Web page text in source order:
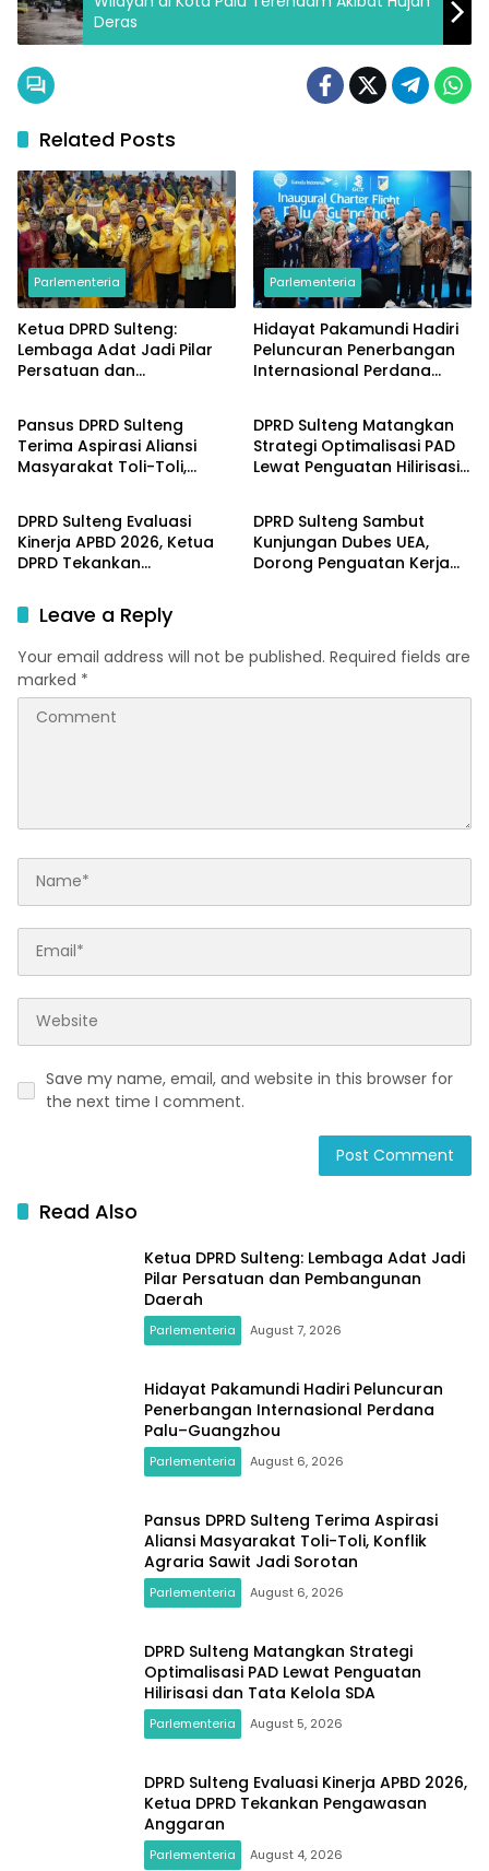
Deras
Related Posts
Parlementeria
Ketua DPRD Sulteng:
Lembaga Adat Jadi Pilar
Persatuan dan
Parlementeria
Hidayat Pakamundi Hadiri
Peluncuran Penerbangan
Internasional Perdana
Parlementeria
Pansus DPRD Sulteng
Terima Aspirasi Aliansi
Masyarakat Toli-Toli,
Parlementeria
DPRD Sulteng Matangkan
Strategi Optimalisasi PAD
Lewat Penguatan Hilirisasi
Parlementeria
DPRD Sulteng Evaluasi
Kinerja APBD 2026, Ketua
DPRD Tekankan
Parlementeria
DPRD Sulteng Sambut
Kunjungan Dubes UEA,
Dorong Penguatan Kerja
Leave a Reply
Your email address will not be published. Required fields are
marked *
Save my name, email, and website in this browser for
the next time I comment.
Read Also
Ketua DPRD Sulteng: Lembaga Adat Jadi
Pilar Persatuan dan Pembangunan
Daerah
Parlementeria August 7, 2026
Hidayat Pakamundi Hadiri Peluncuran
Penerbangan Internasional Perdana
Palu–Guangzhou
Parlementeria August 6, 2026
Pansus DPRD Sulteng Terima Aspirasi
Aliansi Masyarakat Toli-Toli, Konflik
Agraria Sawit Jadi Sorotan
Parlementeria August 6, 2026
DPRD Sulteng Matangkan Strategi
Optimalisasi PAD Lewat Penguatan
Hilirisasi dan Tata Kelola SDA
Parlementeria August 5, 2026
DPRD Sulteng Evaluasi Kinerja APBD 2026,
Ketua DPRD Tekankan Pengawasan
Anggaran
Parlementeria August 4, 2026